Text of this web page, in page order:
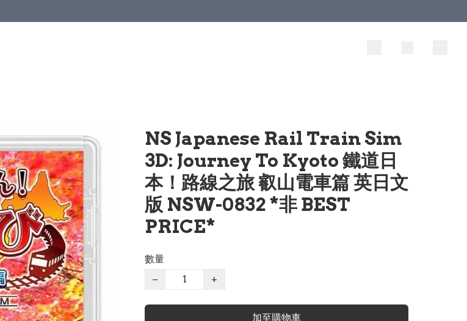
NS Japanese Rail Train Sim
3D: Journey To Kyoto 鐵道日
本！路線之旅 叡山電車篇 英日文
版 NSW-0832 *非 BEST
PRICE*
數量
−
+
加至購物車